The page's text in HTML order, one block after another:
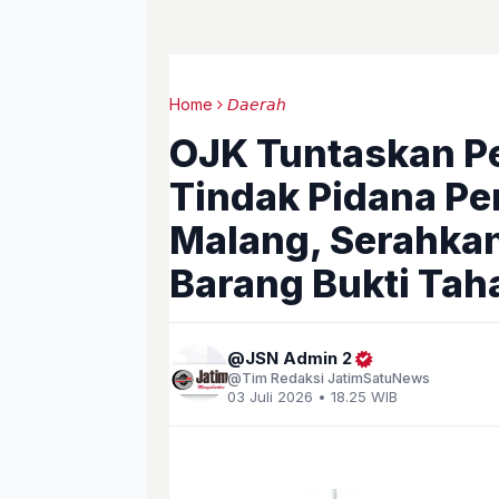
Home 𝘋𝘢𝘦𝘳𝘢𝘩
OJK Tuntaskan
Tindak Pidana
Malang,
Barang Bukti
JSN Admin 2
Tim Redaksi JatimSatuNews
03 Juli 2026 • 18.25 WIB